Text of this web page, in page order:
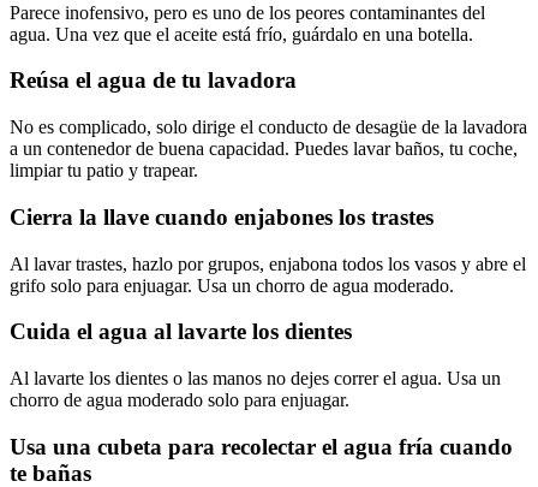
Parece inofensivo, pero es uno de los peores contaminantes del
agua. Una vez que el aceite está frío, guárdalo en una botella.
Reúsa el agua de tu lavadora
No es complicado, solo dirige el conducto de desagüe de la lavadora
a un contenedor de buena capacidad. Puedes lavar baños, tu coche,
limpiar tu patio y trapear.
Cierra la llave cuando enjabones los trastes
Al lavar trastes, hazlo por grupos, enjabona todos los vasos y abre el
grifo solo para enjuagar. Usa un chorro de agua moderado.
Cuida el agua al lavarte los dientes
Al lavarte los dientes o las manos no dejes correr el agua. Usa un
chorro de agua moderado solo para enjuagar.
Usa una cubeta para recolectar el agua fría cuando
te bañas